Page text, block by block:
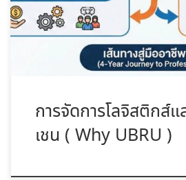
การจัดการโลจิสติกส์
เชน ( Why UBRU )